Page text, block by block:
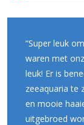
“Super leuk
waren met
leuk! Er is
zeeaquaria te
en mooie
uitgebroed